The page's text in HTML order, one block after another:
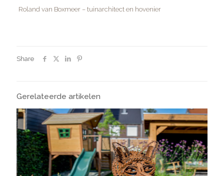
Roland van Boxmeer– tuinarchitect en hovenier
Share
Gerelateerde artikelen